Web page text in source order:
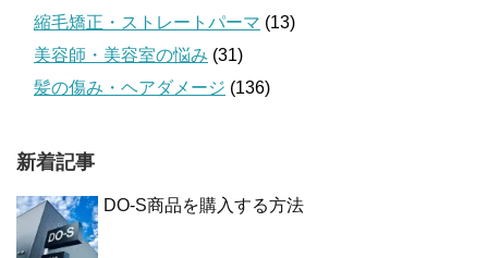
縮毛矯正・ストレートパーマ (13)
美容師・美容室の悩み (31)
髪の傷み・ヘアダメージ (136)
新着記事
DO-S商品を購入する方法